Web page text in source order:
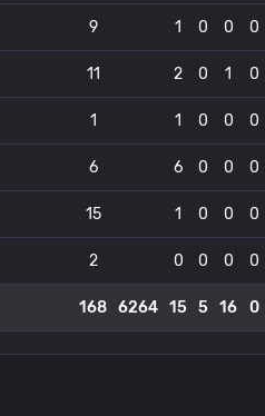
9 1 0 0 0
11 2 0 1 0
1 1 0 0 0
6 6 0 0 0
15 1 0 0 0
2 0 0 0 0
168 6264 15 5 16 0